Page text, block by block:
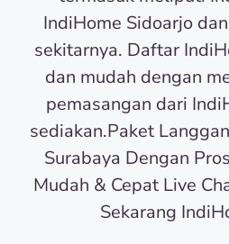
IndiHome Sidoarjo
sekitarnya. Daftar
dan mudah dengan
pemasangan dari
sediakan.Paket
Surabaya Dengan
Mudah & Cepat Live
Sekarang